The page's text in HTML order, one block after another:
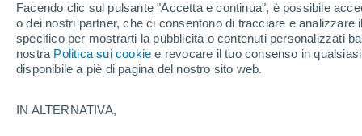
Facendo clic sul pulsante "Accetta e continua", è possibile
o dei nostri partner, che ci consentono di tracciare e
specifico per mostrarti la pubblicità o contenuti personalizzati
nostra Politica sui cookie e revocare il tuo consenso in
disponibile a piè di pagina del nostro sito web.
IN ALTERNATIVA,
Wild Mountain Ski &
Snowboard Area